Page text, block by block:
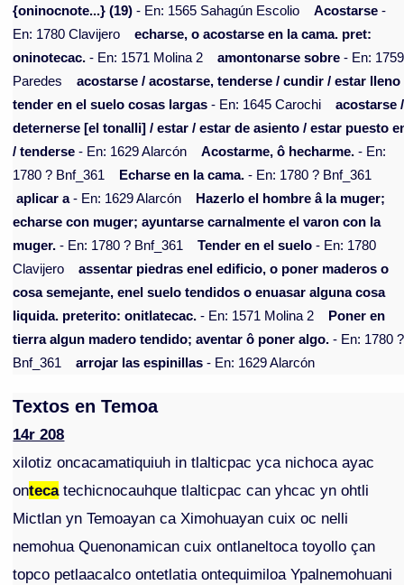
{oninocnote...} (19) - En: 1565 Sahagún Escolio Acostarse -
En: 1780 Clavijero
echarse, o acostarse en la cama. pret:
oninotecac. - En: 1571 Molina 2 amontonarse sobre - En: 1759
Paredes
acostarse / acostarse, tenderse / cundir / estar lleno
tender en el suelo cosas largas - En: 1645 Carochi
acostarse /
deternerse [el tonalli] / estar / estar de asiento / estar puesto
/ tenderse - En: 1629 Alarcón Acostarme, ô hecharme. - En:
1780 ? Bnf_361
Echarse en la cama. - En: 1780 ? Bnf_361
aplicar a- En: 1629 Alarcón
Hazerlo el hombre â la muger;
echarse con muger; ayuntarse carnalmente el varon con la
muger. - En: 1780 ? Bnf_361 Tender en el suelo - En: 1780
Clavijero
assentar piedras enel edificio, o poner maderos o
cosa semejante, enel suelo tendidos o enuasar alguna cosa
liquida. preterito: onitlatecac. - En: 1571 Molina 2
Poner en
tierra algun madero tendido; aventar ô poner algo. - En: 1780 ?
Bnf_361
arrojar las espinillas - En: 1629 Alarcón
Textos en Temoa
14r 208
xilotiz oncacamatiquiuh in tlalticpac yca nichoca ayac
ontecatechicnocauhque tlalticpac can yhcac yn ohtli
Mictlan yn Temoayan ca Ximohuayan cuix oc nelli
nemohua Quenonamican cuix ontlaneltoca toyollo çan
topco petlaacalco ontetlatia ontequimiloa Ypalnemohuani